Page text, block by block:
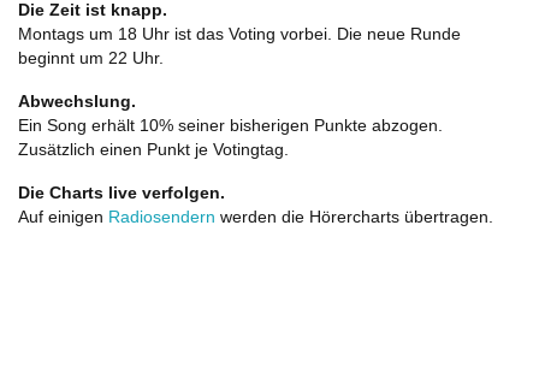
Die Zeit ist knapp.
Montags um 18 Uhr ist das Voting vorbei. Die neue Runde
beginnt um 22 Uhr.
Abwechslung.
Ein Song erhält 10% seiner bisherigen Punkte abzogen.
Zusätzlich einen Punkt je Votingtag.
Die Charts live verfolgen.
Auf einigen Radiosendern werden die Hörercharts übertragen.